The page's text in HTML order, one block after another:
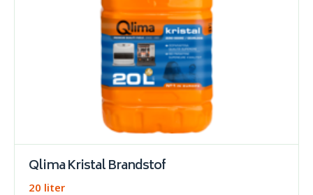
Qlima Kristal Brandstof
20 liter